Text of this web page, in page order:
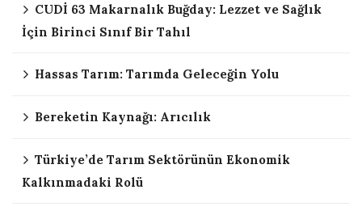
CUDİ 63 Makarnalık Buğday: Lezzet ve Sağlık
İçin Birinci Sınıf Bir Tahıl
Hassas Tarım: Tarımda Geleceğin Yolu
Bereketin Kaynağı: Arıcılık
Türkiye’de Tarım Sektörünün Ekonomik
Kalkınmadaki Rolü